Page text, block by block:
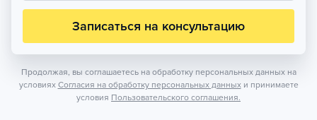
Записаться на консультацию
Продолжая, вы соглашаетесь на обработку персональных данных на
условиях Согласия на обработку персональных данных и принимаете
условия Пользовательского соглашения.